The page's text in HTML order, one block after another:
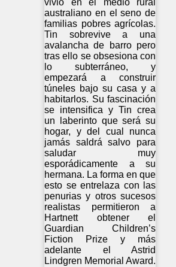
vivió en el medio rural
australiano en el seno de
familias pobres agrícolas.
Tin sobrevive a una
avalancha de barro pero
tras ello se obsesiona con
lo subterráneo, y
empezará a construir
túneles bajo su casa y a
habitarlos. Su fascinación
se intensifica y Tin crea
un laberinto que será su
hogar, y del cual nunca
jamás saldrá salvo para
saludar muy
esporádicamente a su
hermana. La forma en que
esto se entrelaza con las
penurias y otros sucesos
realistas permitieron a
Hartnett obtener el
Guardian Children’s
Fiction Prize y más
adelante el Astrid
Lindgren Memorial Award.